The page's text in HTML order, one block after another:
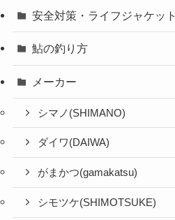
安全対策・ライフジャケット
鮎の釣り方
メーカー
シマノ(SHIMANO)
ダイワ(DAIWA)
がまかつ(gamakatsu)
シモツケ(SHIMOTSUKE)